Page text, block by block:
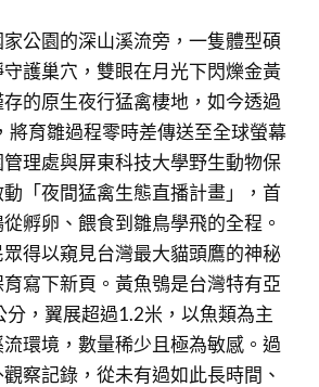
公園的深山溪流旁，一隻體型碩
護巢穴，雙眼在月光下閃爍金黃
的原生夜行猛禽棲地，如今透過
將育雛過程零時差傳送至全球螢幕
理處與屏東科技大學野生動物保
「夜間猛禽生態直播計畫」，首
孵卵、餵食到雛鳥學飛的全程。
得以窺見台灣最大貓頭鷹的神秘
寫下新頁。黃魚鴞是台灣特有亞
，翼展超過1.2米，以魚類為主
環境，數量稀少且極為敏感。過
察記錄，從未有過如此長時間、